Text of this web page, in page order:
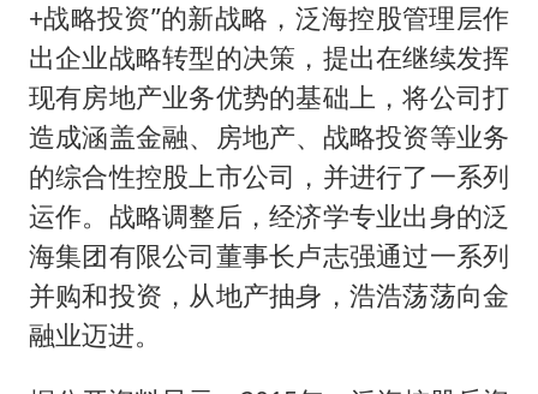
+战略投资”的新战略，泛海控股管理层作
出企业战略转型的决策，提出在继续发挥
现有房地产业务优势的基础上，将公司打
造成涵盖金融、房地产、战略投资等业务
的综合性控股上市公司，并进行了一系列
运作。战略调整后，经济学专业出身的泛
海集团有限公司董事长卢志强通过一系列
并购和投资，从地产抽身，浩浩荡荡向金
融业迈进。